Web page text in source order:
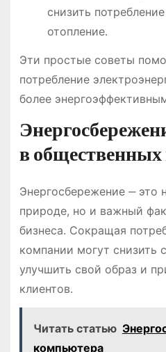
снизить
отопление․
Эти простые советы
потребление
более
в общественных
Энергосбережение ‒ это
природе, но и важный
бизнеса․ Сокращая
компании могут снизить
улучшить свой образ и
клиентов․
Читать статью
компьютера